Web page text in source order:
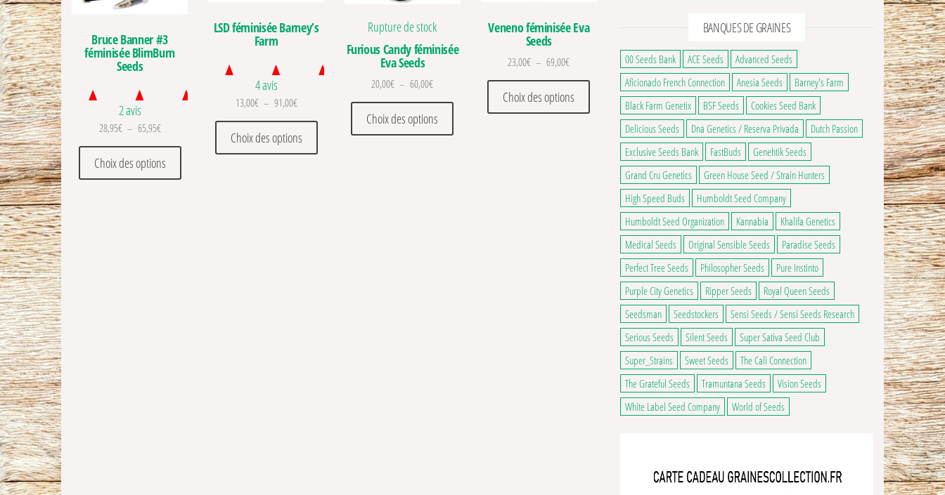
Bruce Banner #3
féminisée BlimBurn
Seeds
2 avis
28,95€ – 65,95€Plage de prix : 28,95€ à 65,95€
Choix des options
Ce produit a plusieurs variations. Les options peuvent être choisies sur la page du produit
LSD féminisée Barney’s
Farm
4 avis
13,00€ – 91,00€Plage de prix : 13,00€ à 91,00€
Choix des options
Ce produit a plusieurs variations. Les options peuvent être choisies sur la page du produit
Rupture de stock
Furious Candy féminisée
Eva Seeds
20,00€ – 60,00€Plage de prix : 20,00€ à 60,00€
Choix des options
Ce produit a plusieurs variations. Les options peuvent être choisies sur la page du produit
Veneno féminisée Eva
Seeds
23,00€ – 69,00€Plage de prix : 23,00€ à 69,00€
Choix des options
Ce produit a plusieurs variations. Les options peuvent être choisies sur la page du
BANQUES DE GRAINES
00 Seeds Bank ACE Seeds
Advanced Seeds
Aficionado French Connection
Anesia Seeds
Barney's Farm
Black Farm Genetix
BSF Seeds
Cookies Seed Bank
Delicious Seeds
Dna Genetics / Reserva Privada
Dutch Passion
Exclusive Seeds Bank
FastBuds
Genehtik Seeds
Grand Cru Genetics
Green House Seed / Strain Hunters
High Speed Buds
Humboldt Seed Company
Humboldt Seed Organization
Kannabia
Khalifa Genetics
Medical Seeds
Original Sensible Seeds
Paradise Seeds
Perfect Tree Seeds
Philosopher Seeds
Pure Instinto
Purple City Genetics
Ripper Seeds
Royal Queen Seeds
Seedsman
Seedstockers
Sensi Seeds / Sensi Seeds Research
Serious Seeds
Silent Seeds
Super Sativa Seed Club
Super_Strains
Sweet Seeds
The Cali Connection
The Grateful Seeds
Tramuntana Seeds
Vision Seeds
White Label Seed Company
World of Seeds